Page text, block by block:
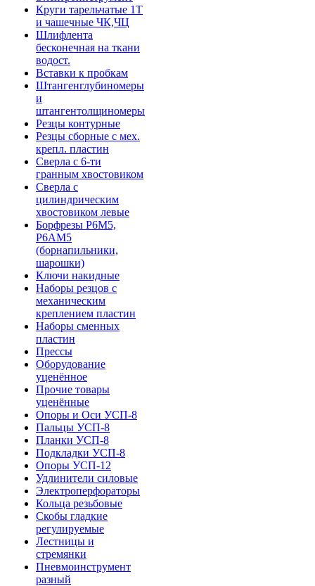
Круги тарельчатые 1Т
и чашечные ЧК,ЧЦ
Шлифлента
бесконечная на ткани
водост.
Вставки к пробкам
Штангенглубиномеры
и
штангентолщиномеры
Резцы контурные
Резцы сборные с мех.
крепл. пластин
Сверла с 6-ти
гранным хвостовиком
Сверла с
цилиндрическим
хвостовиком левые
Борфрезы Р6М5,
Р6АМ5
(борнапильники,
шарошки)
Ключи накидные
Наборы резцов с
механическим
креплением пластин
Наборы сменных
пластин
Прессы
Оборудование
уценённое
Прочие товары
уценённые
Опоры и Оси УСП-8
Пальцы УСП-8
Планки УСП-8
Подкладки УСП-8
Опоры УСП-12
Удлинители силовые
Электроперфораторы
Кольца резьбовые
Скобы гладкие
регулируемые
Лестницы и
стремянки
Пневмоинструмент
разный